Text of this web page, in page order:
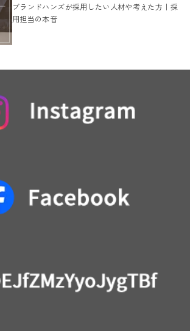
ブランドハンズが採用したい人材や考えた方｜採
用担当の本音